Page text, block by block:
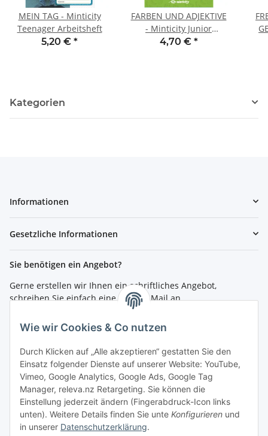
MEIN TAG - Minticity
Teenager Arbeitsheft
5,20 € *
FARBEN UND ADJEKTIVE
- Minticity Junior
Arbeitsheft
4,70 € *
Kategorien
Informationen
Gesetzliche Informationen
Sie benötigen ein Angebot?
Gerne erstellen wir Ihnen ein schriftliches Angebot,
schreiben Sie einfach eine kurze E-Mail an
Bestellen per Fax oder Tel:
Tel.: 0261 / 50089561
Fax: 0261 / 50089555
So erreichen Sie uns
Shop.4teachers.de
Maximinstraße 1
56072 Koblenz
Wie wir Cookies & Co nutzen
Durch Klicken auf „Alle akzeptieren“ gestatten Sie den
Einsatz folgender Dienste auf unserer Website: YouTube,
Vimeo, Google Analytics, Google Ads, Google Tag
Manager, releva.nz Retargeting. Sie können die
Einstellung jederzeit ändern (Fingerabdruck-Icon links
unten). Weitere Details finden Sie unte Konfigurieren und
in unserer Datenschutzerklärung.